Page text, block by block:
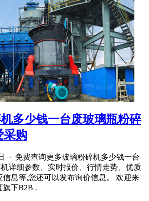
多少钱一台废玻璃瓶粉碎
采购
· 免费查询更多玻璃粉碎机多少钱一台
详细参数、实时报价、行情走势、优质
信息等,您还可以发布询价信息。 欢迎来
旗下B2B .